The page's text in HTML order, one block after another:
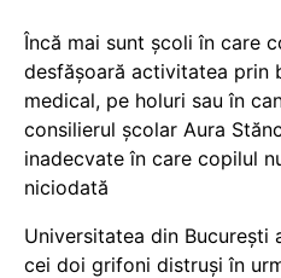
Încă mai sunt școli în care
desfășoară activitatea prin
medical, pe holuri sau în
consilierul școlar Aura
inadecvate în care copilul
niciodată
Universitatea din București
cei doi grifoni distruși în